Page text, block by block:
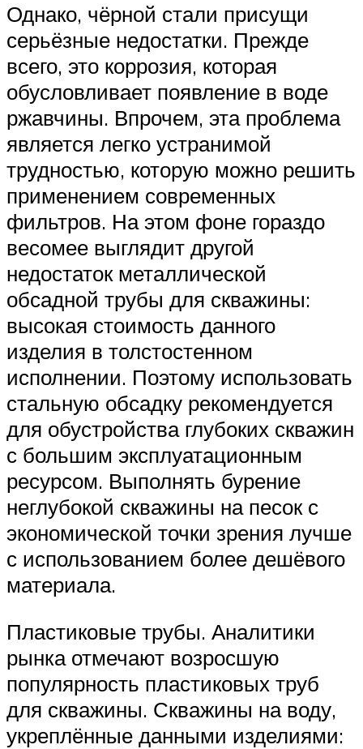
Однако, чёрной стали присущи
серьёзные недостатки. Прежде
всего, это коррозия, которая
обусловливает появление в воде
ржавчины. Впрочем, эта проблема
является легко устранимой
трудностью, которую можно решить
применением современных
фильтров. На этом фоне гораздо
весомее выглядит другой
недостаток металлической
обсадной трубы для скважины:
высокая стоимость данного
изделия в толстостенном
исполнении. Поэтому использовать
стальную обсадку рекомендуется
для обустройства глубоких скважин
с большим эксплуатационным
ресурсом. Выполнять бурение
неглубокой скважины на песок с
экономической точки зрения лучше
с использованием более дешёвого
материала.
Пластиковые трубы. Аналитики
рынка отмечают возросшую
популярность пластиковых труб
для скважины. Скважины на воду,
укреплённые данными изделиями: